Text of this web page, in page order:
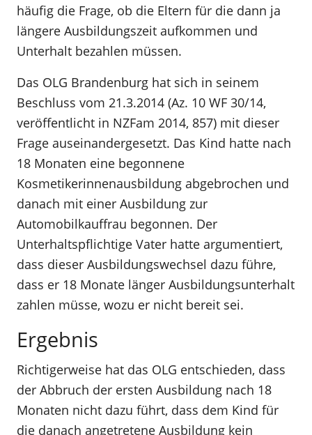
häufig die Frage, ob die Eltern für die dann ja
längere Ausbildungszeit aufkommen und
Unterhalt bezahlen müssen.
Das OLG Brandenburg hat sich in seinem
Beschluss vom 21.3.2014 (Az. 10 WF 30/14,
veröffentlicht in NZFam 2014, 857) mit dieser
Frage auseinandergesetzt. Das Kind hatte nach
18 Monaten eine begonnene
Kosmetikerinnenausbildung abgebrochen und
danach mit einer Ausbildung zur
Automobilkauffrau begonnen. Der
Unterhaltspflichtige Vater hatte argumentiert,
dass dieser Ausbildungswechsel dazu führe,
dass er 18 Monate länger Ausbildungsunterhalt
zahlen müsse, wozu er nicht bereit sei.
Ergebnis
Richtigerweise hat das OLG entschieden, dass
der Abbruch der ersten Ausbildung nach 18
Monaten nicht dazu führt, dass dem Kind für
die danach angetretene Ausbildung kein